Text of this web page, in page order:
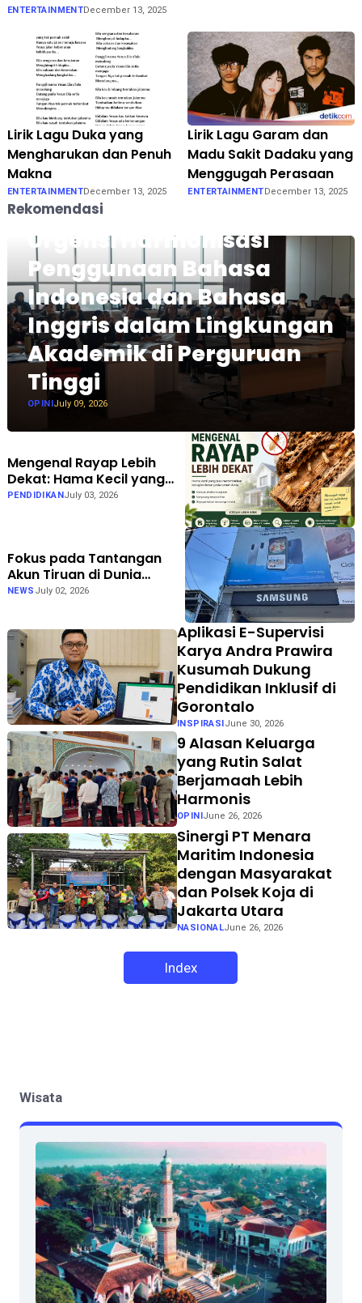
ENTERTAINMENTDecember 13, 2025
Lirik Lagu Duka yang
Mengharukan dan Penuh
Makna
ENTERTAINMENTDecember 13, 2025
Lirik Lagu Garam dan
Madu Sakit Dadaku yang
Menggugah Perasaan
ENTERTAINMENTDecember 13, 2025
Rekomendasi
Urgensi Harmonisasi
Penggunaan Bahasa
Indonesia dan Bahasa
Inggris dalam Lingkungan
Akademik di Perguruan
Tinggi
OPINIJuly 09, 2026
Mengenal Rayap Lebih
Dekat: Hama Kecil yang
Bisa Menimbulkan
PENDIDIKAN July 03, 2026
Fokus pada Tantangan
Akun Tiruan di Dunia
Digital, Marak Akun Tiruan,
Siapkan Langkah Verifikasi
Resmi
NEWS July 02, 2026
Aplikasi E-Supervisi
Karya Andra Prawira
Kusumah Dukung
Pendidikan Inklusif di
Gorontalo
INSPIRASIJune 30, 2026
9 Alasan Keluarga
yang Rutin Salat
Berjamaah Lebih
Harmonis
OPINI June 26, 2026
Sinergi PT Menara
Maritim Indonesia
dengan Masyarakat
dan Polsek Koja di
Jakarta Utara
NASIONALJune 26, 2026
Index
Wisata